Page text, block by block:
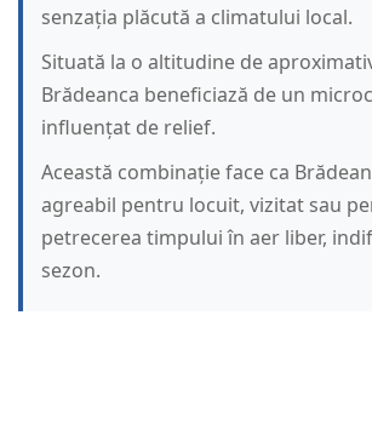
senzația plăcută a climatului local.
Situată la o altitudine de
Brădeanca beneficiază de un
influențat de relief.
Această combinație face ca
agreabil pentru locuit, vizitat sau
petrecerea timpului în aer liber,
sezon.